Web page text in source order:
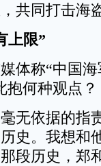
共同打击海
上限”
称“中国海
抱何种观点？
依据的指
史。我想和
段历史，郑